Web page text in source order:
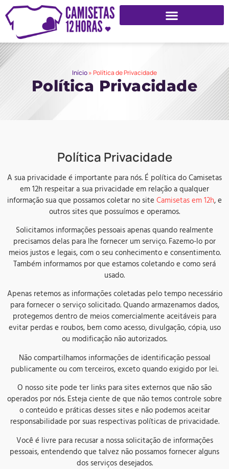
Início»Política de Privacidade
Política Privacidade
Política Privacidade
A sua privacidade é importante para nós. É política do Camisetas
em 12h respeitar a sua privacidade em relação a qualquer
informação sua que possamos coletar no site Camisetas em 12h, e
outros sites que possuímos e operamos.
Solicitamos informações pessoais apenas quando realmente
precisamos delas para lhe fornecer um serviço. Fazemo-lo por
meios justos e legais, com o seu conhecimento e consentimento.
Também informamos por que estamos coletando e como será
usado.
Apenas retemos as informações coletadas pelo tempo necessário
para fornecer o serviço solicitado. Quando armazenamos dados,
protegemos dentro de meios comercialmente aceitáveis ​​para
evitar perdas e roubos, bem como acesso, divulgação, cópia, uso
ou modificação não autorizados.
Não compartilhamos informações de identificação pessoal
publicamente ou com terceiros, exceto quando exigido por lei.
O nosso site pode ter links para sites externos que não são
operados por nós. Esteja ciente de que não temos controle sobre
o conteúdo e práticas desses sites e não podemos aceitar
responsabilidade por suas respectivas políticas de privacidade.
Você é livre para recusar a nossa solicitação de informações
pessoais, entendendo que talvez não possamos fornecer alguns
dos serviços desejados.